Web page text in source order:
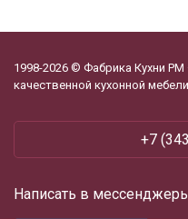
1998-2026 © Фабрика Кухни
качественной кухонной
+7
Написать в